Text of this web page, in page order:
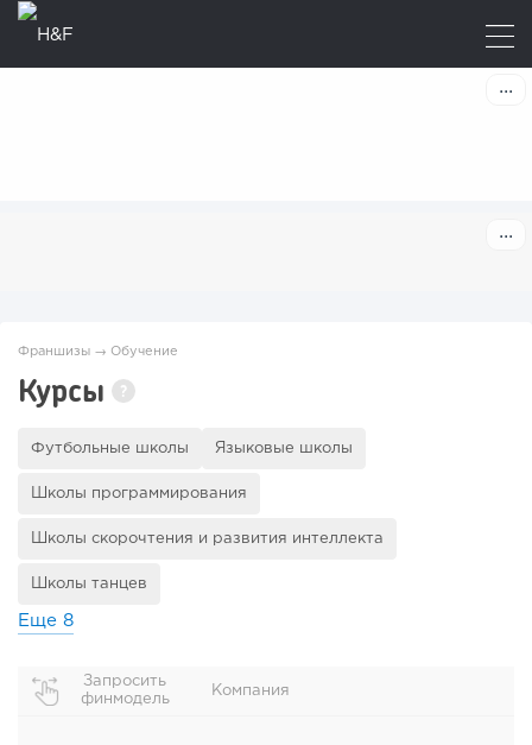
Франшизы → Обучение
Курсы ?
Футбольные школы Языковые школы
Школы программирования
Школы скорочтения и развития интеллекта
Школы танцев
Еще 8
Запросить
финмодель
Компания